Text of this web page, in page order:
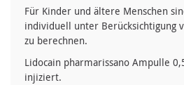
Für Kinder und ältere Menschen
individuell unter Berücksichtigung
zu berechnen.
Lidocain pharmarissano Ampulle
injiziert.